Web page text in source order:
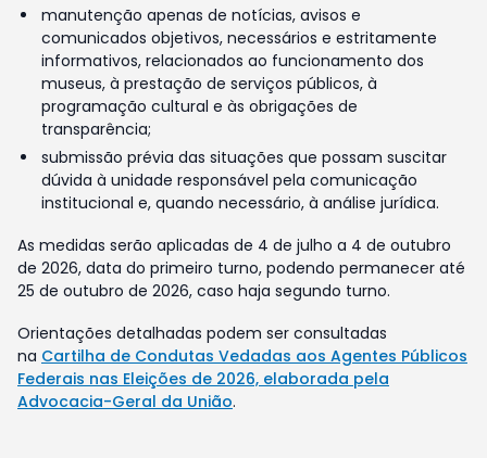
manutenção apenas de notícias, avisos e
comunicados objetivos, necessários e estritamente
informativos, relacionados ao funcionamento dos
museus, à prestação de serviços públicos, à
programação cultural e às obrigações de
transparência;
submissão prévia das situações que possam suscitar
dúvida à unidade responsável pela comunicação
institucional e, quando necessário, à análise jurídica.
As medidas serão aplicadas de 4 de julho a 4 de outubro
de 2026, data do primeiro turno, podendo permanecer até
25 de outubro de 2026, caso haja segundo turno.
Orientações detalhadas podem ser consultadas
na Cartilha de Condutas Vedadas aos Agentes Públicos
Federais nas Eleições de 2026, elaborada pela
Advocacia-Geral da União.